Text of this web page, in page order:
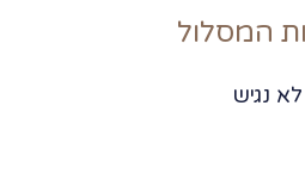
המסלול
לא נגיש